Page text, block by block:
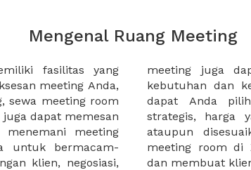
Mengenal Ruang Meeting
fasilitas yang
meeting Anda,
sewa meeting room
dapat memesan
meeting
untuk bermacam-
klien, negosiasi,
duduk sesuai
ruang meeting
lokasi yang
meeting Anda,
klien Anda. Sewa
meeting Anda
dan membuat